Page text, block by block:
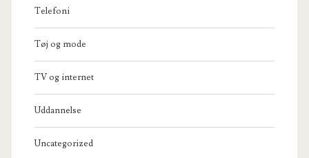
Telefoni
Tøj og mode
TV og internet
Uddannelse
Uncategorized